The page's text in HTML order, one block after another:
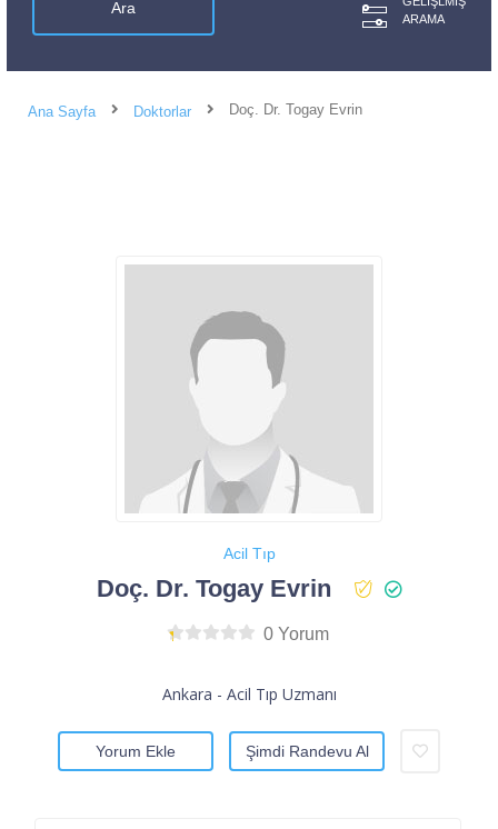
ARAMA
Ana Sayfa Doktorlar Doç. Dr. Togay Evrin
Acil Tıp
Doç. Dr. Togay Evrin
0 Yorum
Ankara - Acil Tıp Uzmanı
Yorum Ekle Şimdi Randevu Al